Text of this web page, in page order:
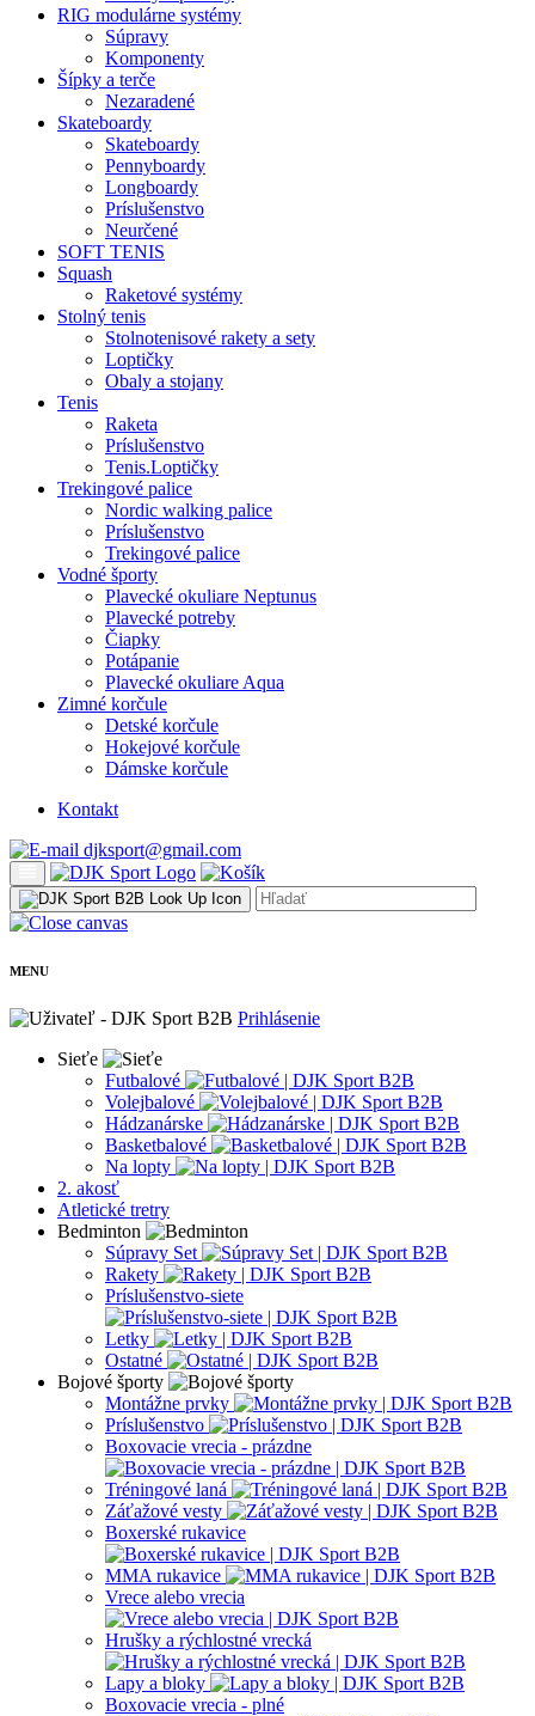
RIG modulárne systémy
Súpravy
Komponenty
Šípky a terče
Nezaradené
Skateboardy
Skateboardy
Pennyboardy
Longboardy
Príslušenstvo
Neurčené
SOFT TENIS
Squash
Raketové systémy
Stolný tenis
Stolnotenisové rakety a sety
Loptičky
Obaly a stojany
Tenis
Raketa
Príslušenstvo
Tenis.Loptičky
Trekingové palice
Nordic walking palice
Príslušenstvo
Trekingové palice
Vodné športy
Plavecké okuliare Neptunus
Plavecké potreby
Čiapky
Potápanie
Plavecké okuliare Aqua
Zimné korčule
Detské korčule
Hokejové korčule
Dámske korčule
Kontakt
djksport@gmail.com
MENU
Prihlásenie
Sieťe
Futbalové
Volejbalové
Hádzanárske
Basketbalové
Na lopty
2. akosť
Atletické tretry
Bedminton
Súpravy Set
Rakety
Príslušenstvo-siete
Letky
Ostatné
Bojové športy
Montážne prvky
Príslušenstvo
Boxovacie vrecia - prázdne
Tréningové laná
Záťažové vesty
Boxerské rukavice
MMA rukavice
Vrece alebo vrecia
Hrušky a rýchlostné vrecká
Lapy a bloky
Boxovacie vrecia - plné